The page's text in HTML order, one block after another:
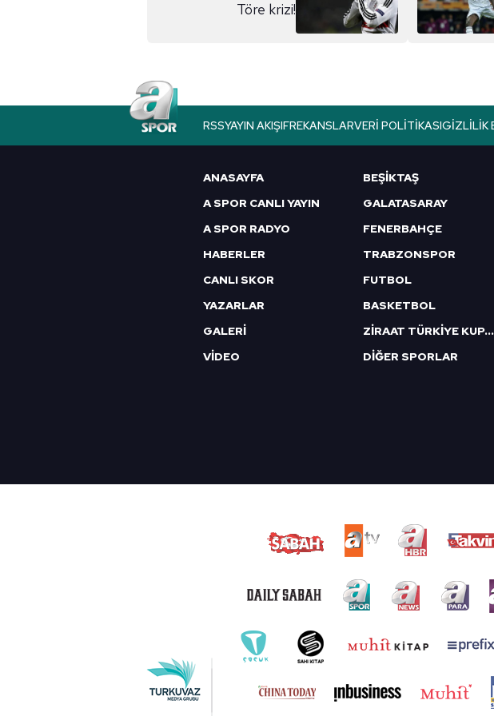
Çerezlere ilişkin tercihlerinizi aşağıda yer alan panel
mevzuata uygun olarak kullanılan çerezlerle ilgili bilgi
Töre krizi!
RSSYAYIN AKIŞIFREKANSLARVERI POLITIKASIGIZLILIK
ANASAYFA
A SPOR CANLI YAYIN
A SPOR RADYO
HABERLER
CANLI SKOR
YAZARLAR
GALERİ
VİDEO
BEŞİKTAŞ
GALATASARAY
FENERBAHÇE
TRABZONSPOR
FUTBOL
BASKETBOL
ZİRAAT TÜRKİYE KUPASI
DİĞER SPORLAR